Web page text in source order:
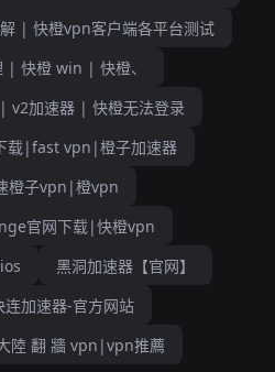
| 快橙vpn客户端各平台测试
| 快橙 win | 快橙、
v2加速器 | 快橙无法登录
载|fast vpn|橙子加速器
橙子vpn|橙vpn
官网下载|快橙vpn
黑洞加速器【官网】
连加速器-官方网站
陸 翻 牆 vpn|vpn推薦